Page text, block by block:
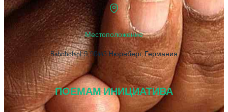
ПОЕМАМ ИНИЦИАТИВА
Местоположение
Bahnhofspl. 9, 90443 Нюрнберг, Германия